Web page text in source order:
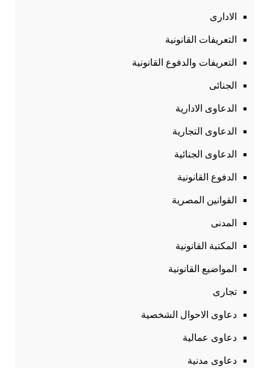
الادارى
التعريفات القانونية
التعريفات والدفوع القانونية
الجنائى
الدعاوى الادارية
الدعاوى التجارية
الدعاوى الجنائية
الدفوع القانونية
القوانين المصرية
المدنى
المكتبة القانونية
المواضيع القانونية
تجارى
دعاوى الاحوال الشخصية
دعاوى عمالية
دعاوى مدنية